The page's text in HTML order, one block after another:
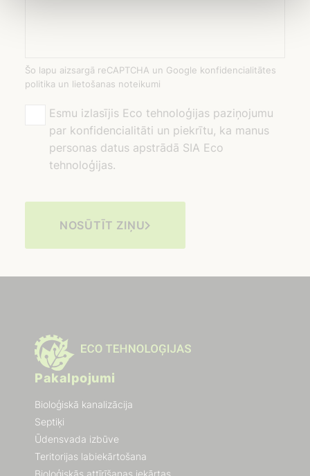
Šo lapu aizsargā reCAPTCHA un Google konfidencialitātes
politika un lietošanas noteikumi
Esmu izlasījis Eco tehnoloģijas paziņojumu
par konfidencialitāti un piekrītu, ka manus
personas datus apstrādā SIA Eco
tehnoloģijas.
NOSŪTĪT ZIŅU
Pakalpojumi
Bioloģiskā kanalizācija
Septiķi
Ūdensvada izbūve
Teritorijas labiekārtošana
Bioloģiskās attīrīšanas iekārtas